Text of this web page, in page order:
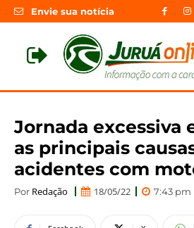
Envie sua notícia
Jornada excessiva
as principais
acidentes com
Por Redação 18/05/22 7:43 pm